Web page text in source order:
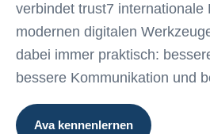
verbindet trust7 internationale
modernen digitalen
dabei immer praktisch:
bessere Kommunikation und
Ava kennenlernen